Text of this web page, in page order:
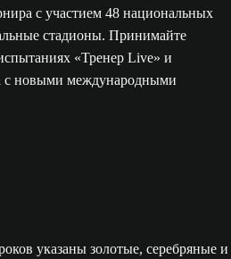
с участием 48 национальных
стадионы. Принимайте
«Тренер Live» и
с новыми международными
указаны золотые, серебряные и